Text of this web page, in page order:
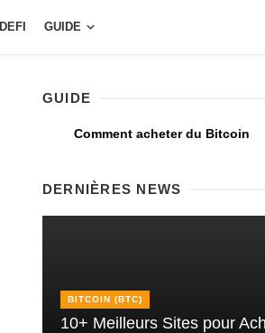
DEFI GUIDE
GUIDE
Comment acheter du Bitcoin
DERNIÈRES NEWS
BITCOIN (BTC)
10+ Meilleurs Sites pour